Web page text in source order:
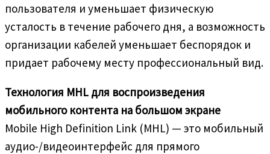
пользователя и уменьшает физическую
усталость в течение рабочего дня, а возможность
организации кабелей уменьшает беспорядок и
придает рабочему месту профессиональный вид.
Технология MHL для воспроизведения
мобильного контента на большом экране
Mobile High Definition Link (MHL) — это мобильный
аудио-/видеоинтерфейс для прямого